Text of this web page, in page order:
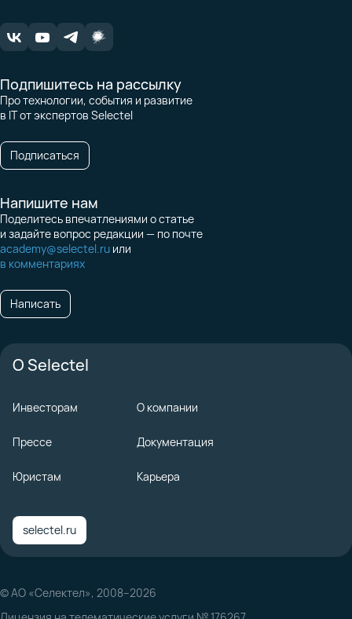
Подпишитесь на рассылку
Про технологии, события и развитие
в IT от экспертов Selectel
Подписаться
Напишите нам
Поделитесь впечатлениями о статье
и задайте вопрос редакции — по почте
academy@selectel.ru или
в комментариях
Написать
О Selectel
Инвесторам О компании
Прессе Документация
Юристам Карьера
selectel.ru
© АО «Селектел», 2008–2026